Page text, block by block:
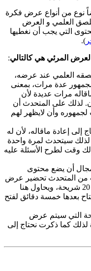
نوع من أنواع عرض فكرة
العلمي و العرض
التي يجب أن نغطيها
).
المرئي هي كالتالي:
العلمي عند عرضه،
عدة مرات، بمعنى
مرات عديدة لأن
لذلك على المتحدث أن
وأن لايظهر لهم
إلى إعادة ماقاله، لأن له
سيتحدث لمرة واحدة
وقت لطرح الأسئلة عليه
أن يضع محتوى
من المتحدث تحضير عرض
لمدة 15 دقيقة أي مابين ال15 إلى 20 شريحة، ويحاول هنا
بعدها خمسة دقائق لفتح
التي سيتم عرض
لذلك كما ذكرت نحتاج إلى